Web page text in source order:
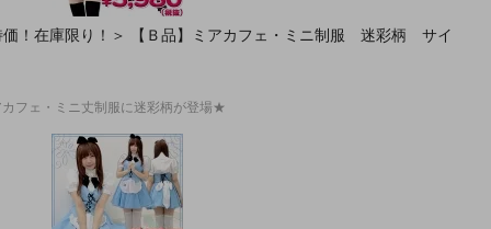
！在庫限り！＞ 【Ｂ品】ミアカフェ・ミニ制服 迷彩柄 サイ
フェ・ミニ丈制服に迷彩柄が登場★